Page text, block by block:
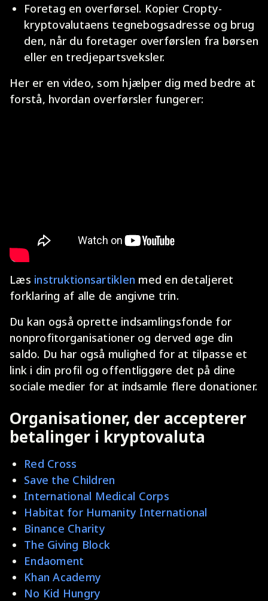
Foretag en overførsel. Kopier Cropty-
kryptovalutaens tegnebogsadresse og brug
den, når du foretager overførslen fra børsen
eller en tredjepartsveksler.
Her er en video, som hjælper dig med bedre at
forstå, hvordan overførsler fungerer:
Læs instruktionsartiklen med en detaljeret
forklaring af alle de angivne trin.
Du kan også oprette indsamlingsfonde for
nonprofitorganisationer og derved øge din
saldo. Du har også mulighed for at tilpasse et
link i din profil og offentliggøre det på dine
sociale medier for at indsamle flere donationer.
Organisationer, der accepterer
betalinger i kryptovaluta
Red Cross
Save the Children
International Medical Corps
Habitat for Humanity International
Binance Charity
The Giving Block
Endaoment
Khan Academy
No Kid Hungry